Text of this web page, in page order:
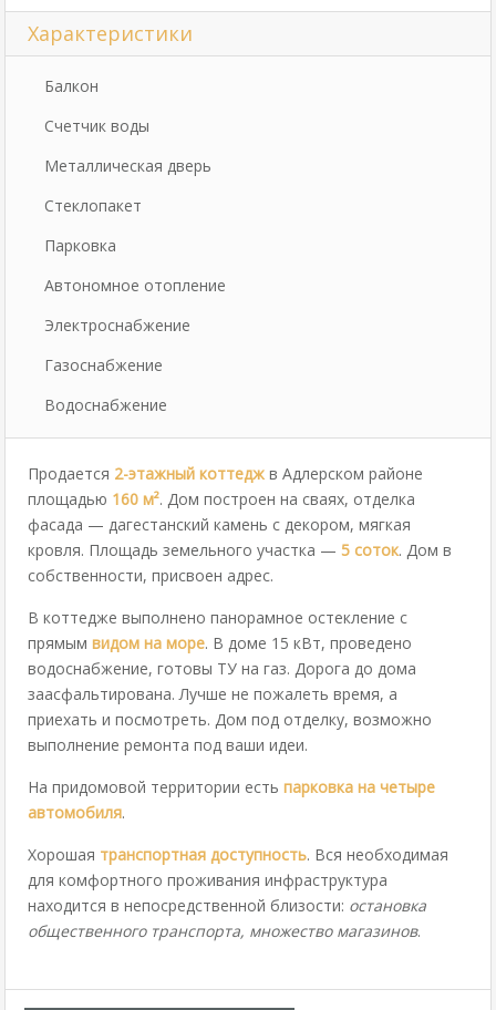
Характеристики
Балкон
Счетчик воды
Металлическая дверь
Стеклопакет
Парковка
Автономное отопление
Электроснабжение
Газоснабжение
Водоснабжение
Продается 2-этажный коттедж в Адлерском районе
площадью 160 м². Дом построен на сваях, отделка
фасада — дагестанский камень с декором, мягкая
кровля. Площадь земельного участка — 5 соток. Дом в
собственности, присвоен адрес.
В коттедже выполнено панорамное остекление с
прямым видом на море. В доме 15 кВт, проведено
водоснабжение, готовы ТУ на газ. Дорога до дома
заасфальтирована. Лучше не пожалеть время, а
приехать и посмотреть. Дом под отделку, возможно
выполнение ремонта под ваши идеи.
На придомовой территории есть парковка на четыре
автомобиля.
Хорошая транспортная доступность. Вся необходимая
для комфортного проживания инфраструктура
находится в непосредственной близости: остановка
общественного транспорта, множество магазинов.